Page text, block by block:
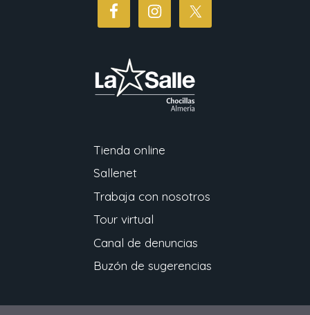
Tienda online
Sallenet
Trabaja con nosotros
Tour virtual
Canal de denuncias
Buzón de sugerencias